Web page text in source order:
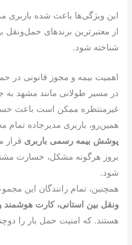
این ویژگی‌ها باعث شده باربری
از معتبرترین برندهای
شناخته شود.
اهمیت بیمه و مجوز قانونی در
در مسیر طولانی مانند مشهد به
غیرمنتظره ممکن است باعث
همین‌رو، باربری مدیرجاده تمام
پوشش بیمه رسمی باربری قرار
بروز هرگونه مشکل، خسارت
شود.
همچنین، تمام رانندگان این
ونقل بین استانی، کارت هوشمند
هستند. که امنیت حمل بار را